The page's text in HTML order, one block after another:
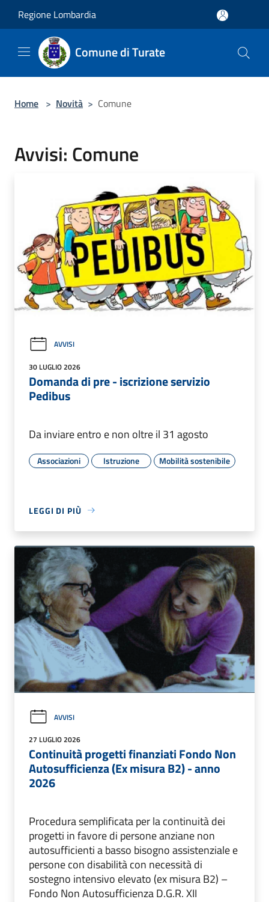
Regione Lombardia
Comune di Turate
Home > Novità > Comune
Avvisi: Comune
AVVISI
30 LUGLIO 2026
Domanda di pre - iscrizione servizio
Pedibus
Da inviare entro e non oltre il 31 agosto
Associazioni Istruzione Mobilità sostenibile
LEGGI DI PIÙ
AVVISI
27 LUGLIO 2026
Continuità progetti finanziati Fondo Non
Autosufficienza (Ex misura B2) - anno
2026
Procedura semplificata per la continuità dei
progetti in favore di persone anziane non
autosufficienti a basso bisogno assistenziale e
persone con disabilità con necessità di
sostegno intensivo elevato (ex misura B2) –
Fondo Non Autosufficienza D.G.R. XII